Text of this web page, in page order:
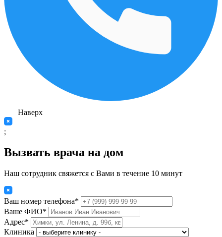
Наверх
;
Вызвать врача на дом
Наш сотрудник свяжется с Вами в течение 10 минут
Ваш номер телефона*
Ваше ФИО*
Адрес*
Клиника